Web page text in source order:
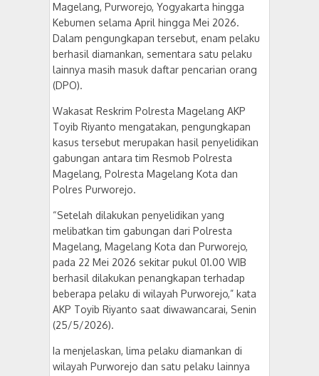
Magelang, Purworejo, Yogyakarta hingga
Kebumen selama April hingga Mei 2026.
Dalam pengungkapan tersebut, enam pelaku
berhasil diamankan, sementara satu pelaku
lainnya masih masuk daftar pencarian orang
(DPO).
Wakasat Reskrim Polresta Magelang AKP
Toyib Riyanto mengatakan, pengungkapan
kasus tersebut merupakan hasil penyelidikan
gabungan antara tim Resmob Polresta
Magelang, Polresta Magelang Kota dan
Polres Purworejo.
“Setelah dilakukan penyelidikan yang
melibatkan tim gabungan dari Polresta
Magelang, Magelang Kota dan Purworejo,
pada 22 Mei 2026 sekitar pukul 01.00 WIB
berhasil dilakukan penangkapan terhadap
beberapa pelaku di wilayah Purworejo,” kata
AKP Toyib Riyanto saat diwawancarai, Senin
(25/5/2026).
Ia menjelaskan, lima pelaku diamankan di
wilayah Purworejo dan satu pelaku lainnya